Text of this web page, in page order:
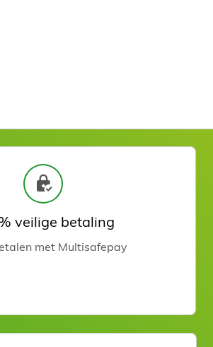
veilige betaling
met Multisafepay